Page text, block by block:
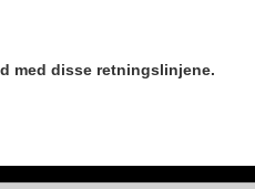
med disse retningslinjene.